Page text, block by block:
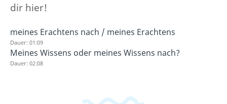
dir hier!
meines Erachtens nach / meines Erachtens
Dauer: 01:09
Meines Wissens oder meines Wissens nach?
Dauer: 02:08